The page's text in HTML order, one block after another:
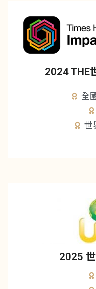
2024 THE
全
世
2025